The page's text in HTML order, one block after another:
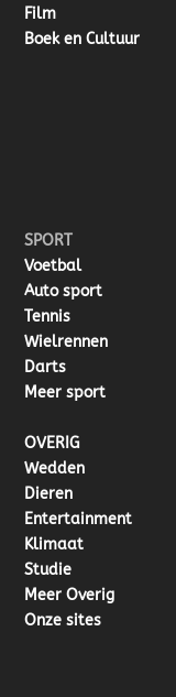
Film
Boek en Cultuur
SPORT
Voetbal
Auto sport
Tennis
Wielrennen
Darts
Meer sport
OVERIG
Wedden
Dieren
Entertainment
Klimaat
Studie
Meer Overig
Onze sites